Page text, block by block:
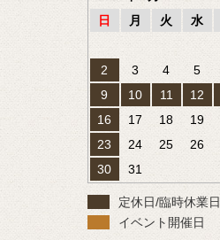
日
月 火 水
2
3 4 5
9
10 11 12
16
17 18 19
23
24 25 26
30
31
定休日/臨時休業日
イベント開催日